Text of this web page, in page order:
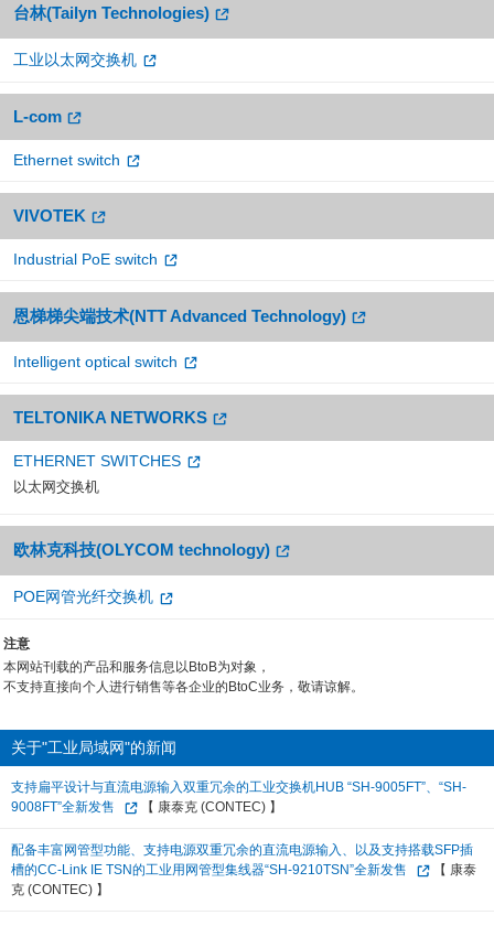
台林(Tailyn Technologies)
工业以太网交换机
L-com
Ethernet switch
VIVOTEK
Industrial PoE switch
恩梯梯尖端技术(NTT Advanced Technology)
Intelligent optical switch
TELTONIKA NETWORKS
ETHERNET SWITCHES
以太网交换机
欧林克科技(OLYCOM technology)
POE网管光纤交换机
注意
本网站刊载的产品和服务信息以BtoB为对象，
不支持直接向个人进行销售等各企业的BtoC业务，敬请谅解。
关于"工业局域网"的新闻
支持扁平设计与直流电源输入双重冗余的工业交换机HUB “SH-9005FT”、“SH-
9008FT”全新发售
【 康泰克 (CONTEC) 】
配备丰富网管型功能、支持电源双重冗余的直流电源输入、以及支持搭载SFP插
槽的CC-Link IE TSN的工业用网管型集线器“SH-9210TSN”全新发售
【 康泰
克 (CONTEC) 】